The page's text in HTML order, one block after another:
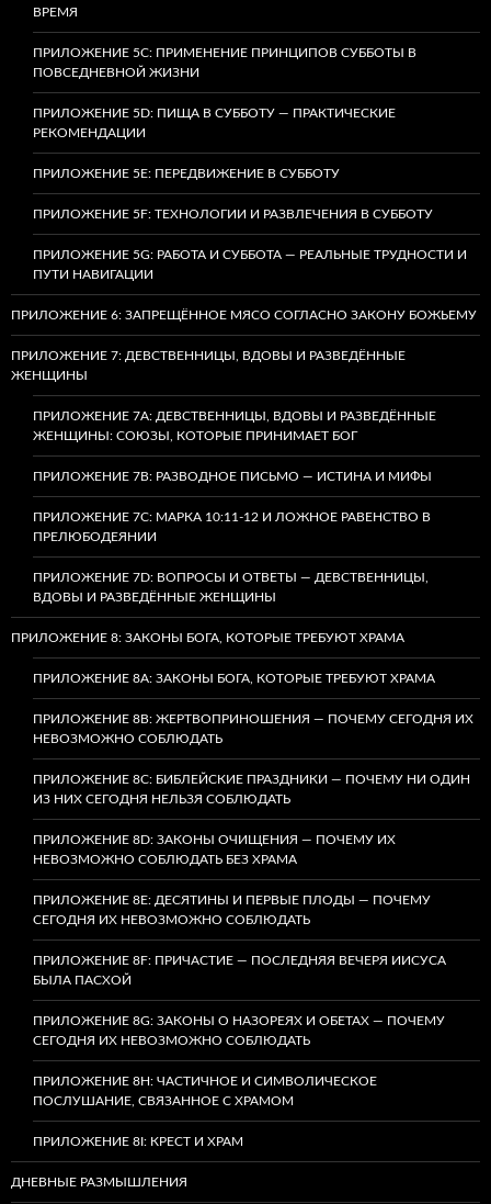
ВРЕМЯ
ПРИЛОЖЕНИЕ 5C: ПРИМЕНЕНИЕ ПРИНЦИПОВ СУББОТЫ В
ПОВСЕДНЕВНОЙ ЖИЗНИ
ПРИЛОЖЕНИЕ 5D: ПИЩА В СУББОТУ — ПРАКТИЧЕСКИЕ
РЕКОМЕНДАЦИИ
ПРИЛОЖЕНИЕ 5E: ПЕРЕДВИЖЕНИЕ В СУББОТУ
ПРИЛОЖЕНИЕ 5F: ТЕХНОЛОГИИ И РАЗВЛЕЧЕНИЯ В СУББОТУ
ПРИЛОЖЕНИЕ 5G: РАБОТА И СУББОТА — РЕАЛЬНЫЕ ТРУДНОСТИ И
ПУТИ НАВИГАЦИИ
ПРИЛОЖЕНИЕ 6: ЗАПРЕЩЁННОЕ МЯСО СОГЛАСНО ЗАКОНУ БОЖЬЕМУ
ПРИЛОЖЕНИЕ 7: ДЕВСТВЕННИЦЫ, ВДОВЫ И РАЗВЕДЁННЫЕ
ЖЕНЩИНЫ
ПРИЛОЖЕНИЕ 7А: ДЕВСТВЕННИЦЫ, ВДОВЫ И РАЗВЕДЁННЫЕ
ЖЕНЩИНЫ: СОЮЗЫ, КОТОРЫЕ ПРИНИМАЕТ БОГ
ПРИЛОЖЕНИЕ 7B: РАЗВОДНОЕ ПИСЬМО — ИСТИНА И МИФЫ
ПРИЛОЖЕНИЕ 7C: МАРКА 10:11-12 И ЛОЖНОЕ РАВЕНСТВО В
ПРЕЛЮБОДЕЯНИИ
ПРИЛОЖЕНИЕ 7D: ВОПРОСЫ И ОТВЕТЫ — ДЕВСТВЕННИЦЫ,
ВДОВЫ И РАЗВЕДЁННЫЕ ЖЕНЩИНЫ
ПРИЛОЖЕНИЕ 8: ЗАКОНЫ БОГА, КОТОРЫЕ ТРЕБУЮТ ХРАМА
ПРИЛОЖЕНИЕ 8A: ЗАКОНЫ БОГА, КОТОРЫЕ ТРЕБУЮТ ХРАМА
ПРИЛОЖЕНИЕ 8B: ЖЕРТВОПРИНОШЕНИЯ — ПОЧЕМУ СЕГОДНЯ ИХ
НЕВОЗМОЖНО СОБЛЮДАТЬ
ПРИЛОЖЕНИЕ 8C: БИБЛЕЙСКИЕ ПРАЗДНИКИ — ПОЧЕМУ НИ ОДИН
ИЗ НИХ СЕГОДНЯ НЕЛЬЗЯ СОБЛЮДАТЬ
ПРИЛОЖЕНИЕ 8D: ЗАКОНЫ ОЧИЩЕНИЯ — ПОЧЕМУ ИХ
НЕВОЗМОЖНО СОБЛЮДАТЬ БЕЗ ХРАМА
ПРИЛОЖЕНИЕ 8E: ДЕСЯТИНЫ И ПЕРВЫЕ ПЛОДЫ — ПОЧЕМУ
СЕГОДНЯ ИХ НЕВОЗМОЖНО СОБЛЮДАТЬ
ПРИЛОЖЕНИЕ 8F: ПРИЧАСТИЕ — ПОСЛЕДНЯЯ ВЕЧЕРЯ ИИСУСА
БЫЛА ПАСХОЙ
ПРИЛОЖЕНИЕ 8G: ЗАКОНЫ О НАЗОРЕЯХ И ОБЕТАХ — ПОЧЕМУ
СЕГОДНЯ ИХ НЕВОЗМОЖНО СОБЛЮДАТЬ
ПРИЛОЖЕНИЕ 8H: ЧАСТИЧНОЕ И СИМВОЛИЧЕСКОЕ
ПОСЛУШАНИЕ, СВЯЗАННОЕ С ХРАМОМ
ПРИЛОЖЕНИЕ 8I: КРЕСТ И ХРАМ
ДНЕВНЫЕ РАЗМЫШЛЕНИЯ